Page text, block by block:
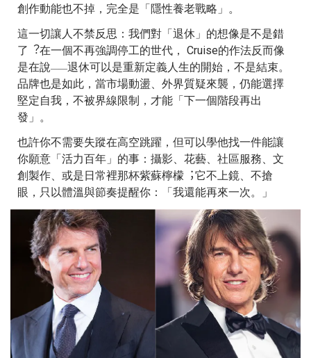
創作動能也不掉，完全是「隱性養⽼戰略」。
這⼀切讓⼈不禁反思：我們對「退休」的想像是不是錯
了︖在⼀個不再強調停⼯的世代， Cruise的作法反⽽像
是在說——退休可以是重新定義⼈⽣的開始，不是結束。
品牌也是如此，當市場動盪、外界質疑來襲，仍能選擇
堅定⾃我，不被界線限制，才能「下⼀個階段再出
發」。
也許你不需要失蹤在⾼空跳躍，但可以學他找⼀件能讓
你願意「活⼒百年」的事：攝影、花藝、社區服務、⽂
創製作、或是⽇常裡那杯紫蘇檸檬︔它不上鏡、不搶
眼，只以體溫與節奏提醒你：「我還能再來⼀次。」